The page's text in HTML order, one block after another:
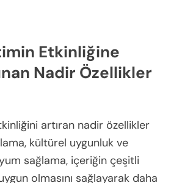
oyunlaştırma, kullanıcıları
teşvik eder, öğrenmeyi
Bu teknolojik gelişmeler,
güvenle yönetmelerine olanak